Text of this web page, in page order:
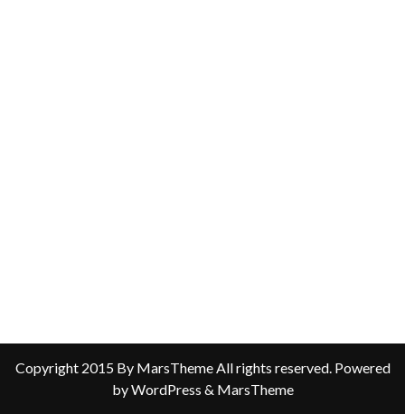
Copyright 2015 By MarsTheme All rights reserved. Powered
by WordPress & MarsTheme